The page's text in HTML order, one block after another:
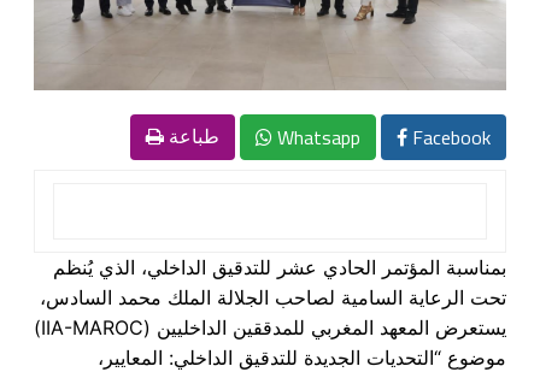
Facebook
Whatsapp طباعة
بمناسبة المؤتمر الحادي عشر للتدقيق الداخلي، الذي يُنظم
تحت الرعاية السامية لصاحب الجلالة الملك محمد السادس،
يستعرض المعهد المغربي للمدققين الداخليين (IIA-MAROC)
موضوع “التحديات الجديدة للتدقيق الداخلي: المعايير،